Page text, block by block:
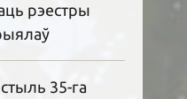
рэестры
35-га